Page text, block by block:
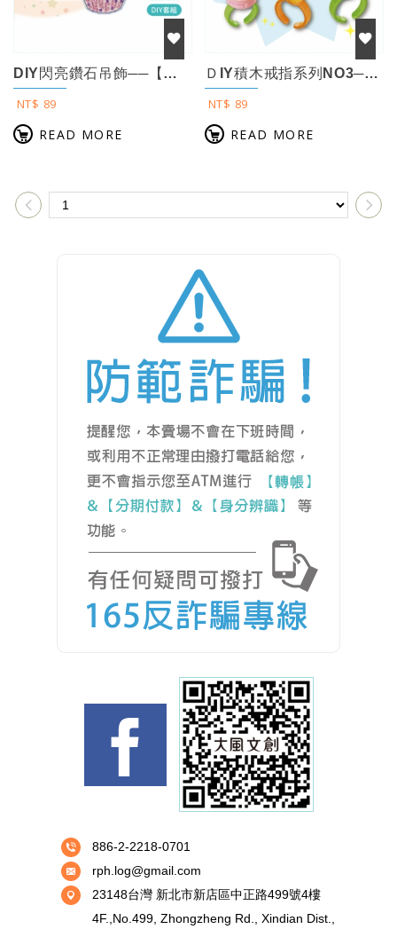
DIY閃亮鑽石吊飾──【杯杯甜心喵】（附影音教學）
NT$ 89
READ MORE
ＤIY積木戒指系列NO3─【愛心花仙子】（附組合說明書）
NT$ 89
READ MORE
886-2-2218-0701
rph.log@gmail.com
23148台灣 新北市新店區中正路499號4樓
4F.,No.499, Zhongzheng Rd., Xindian Dist.,